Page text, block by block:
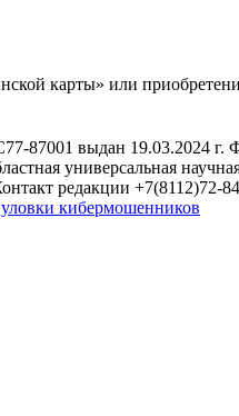
карты» или
87001 выдан 19.03.2024 г.
универсальная
редакции +7(8112)72-
уловки кибермошенников